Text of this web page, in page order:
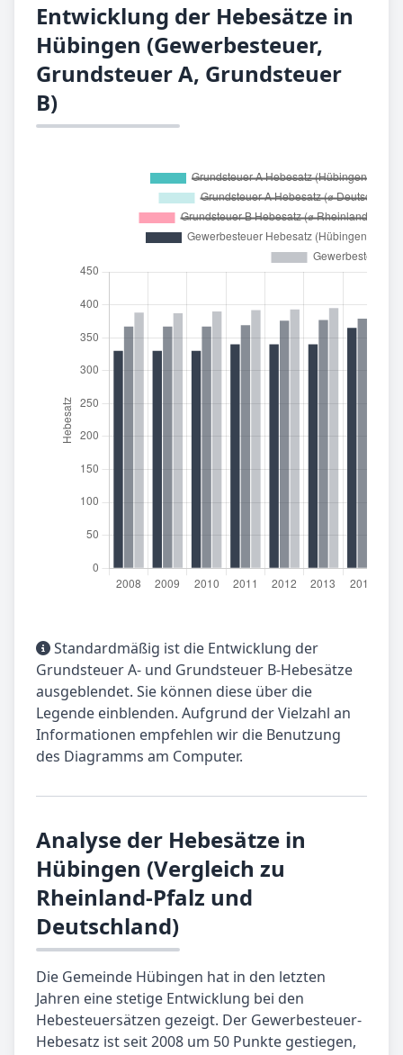
Entwicklung der Hebesätze in
Hübingen (Gewerbesteuer,
Grundsteuer A, Grundsteuer
B)
Standardmäßig ist die Entwicklung der
Grundsteuer A- und Grundsteuer B-Hebesätze
ausgeblendet. Sie können diese über die
Legende einblenden. Aufgrund der Vielzahl an
Informationen empfehlen wir die Benutzung
des Diagramms am Computer.
Analyse der Hebesätze in
Hübingen (Vergleich zu
Rheinland-Pfalz und
Deutschland)
Die Gemeinde Hübingen hat in den letzten
Jahren eine stetige Entwicklung bei den
Hebesteuersätzen gezeigt. Der Gewerbesteuer-
Hebesatz ist seit 2008 um 50 Punkte gestiegen,